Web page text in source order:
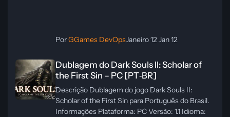
PorGGames DevOpsJaneiro 12Jan 12
Dublagem do Dark Souls II: Scholar of
the First Sin – PC [PT‑BR]
Descrição Dublagem do jogo Dark Souls II:
Scholar of the First Sin para Português do Brasil.
Informações Plataforma: PC Versão: 1.1 Idioma: